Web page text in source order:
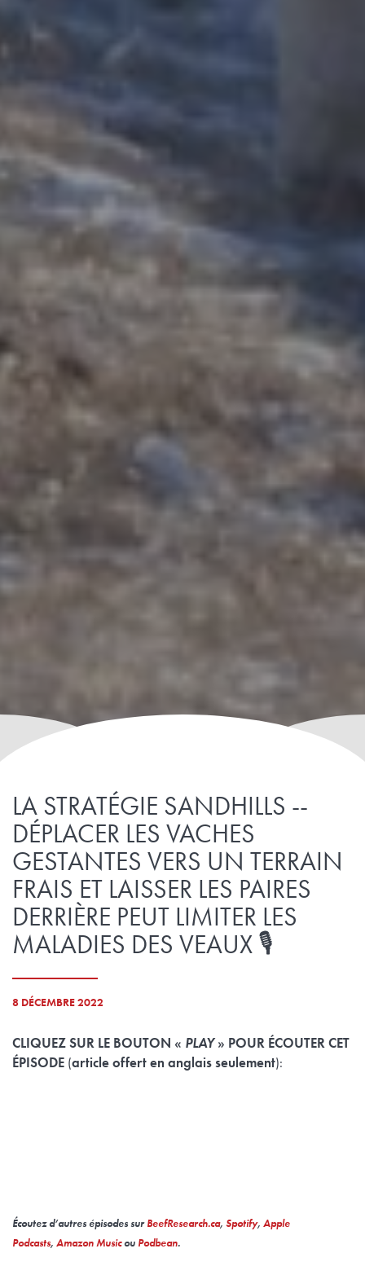
LA STRATÉGIE SANDHILLS --
DÉPLACER LES VACHES
GESTANTES VERS UN TERRAIN
FRAIS ET LAISSER LES PAIRES
DERRIÈRE PEUT LIMITER LES
MALADIES DES VEAUX 🎙️
8 DÉCEMBRE 2022
CLIQUEZ SUR LE BOUTON « PLAY» POUR ÉCOUTER CET
ÉPISODE (article offert en anglais seulement):
Écoutez d’autres épisodes surBeefResearch.ca, Spotify, Apple
Podcasts, Amazon Musicou Podbean.